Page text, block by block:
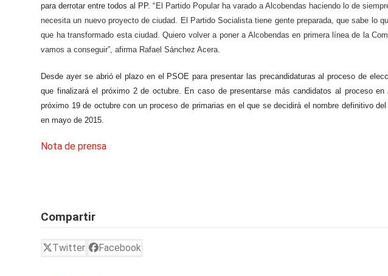
para derrotar entre todos al PP. “ El Partido Popular ha varado a Alcobendas haciendo lo de
necesita un nuevo proyecto de ciudad. El Partido Socialista tiene gente preparada, que sabe lo
que ha transformado esta ciudad. Quiero volver a poner a Alcobendas en primera línea de la
vamos a conseguir”, afirma Rafael Sánchez Acera.
Desde ayer se abrió el plazo en el PSOE para presentar las precandidaturas al proceso de
que finalizará el próximo 2 de octubre. En caso de presentarse más candidatos al proceso
próximo 19 de octubre con un proceso de primarias en el que se decidirá el nombre definitivo
en mayo de 2015.
Nota de prensa
Compartir
Twitter Facebook